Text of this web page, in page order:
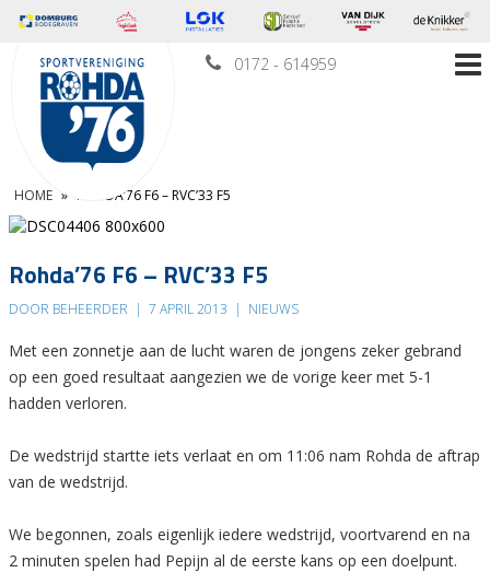
0172 - 614959
HOME » ROHDA’76 F6 – RVC’33 F5
Rohda’76 F6 – RVC’33 F5
DOOR BEHEERDER | 7 APRIL 2013 | NIEUWS
Met een zonnetje aan de lucht waren de jongens zeker gebrand
op een goed resultaat aangezien we de vorige keer met 5-1
hadden verloren.
De wedstrijd startte iets verlaat en om 11:06 nam Rohda de aftrap
van de wedstrijd.
We begonnen, zoals eigenlijk iedere wedstrijd, voortvarend en na
2 minuten spelen had Pepijn al de eerste kans op een doelpunt.